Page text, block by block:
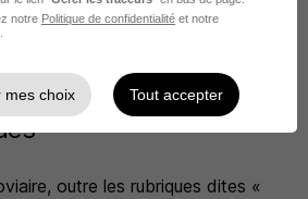
outre les rubriques dites «
notre Politique de confidentialité et notre
mes choix Tout accepter